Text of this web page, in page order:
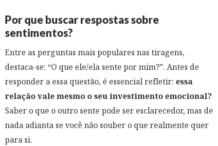
Por que buscar respostas sobre
sentimentos?
Entre as perguntas mais populares nas tiragens,
destaca-se: “O que ele/ela sente por mim?”. Antes de
responder a essa questão, é essencial refletir: essa
relação vale mesmo o seu investimento emocional?
Saber o que o outro sente pode ser esclarecedor, mas de
nada adianta se você não souber o que realmente quer
para si.